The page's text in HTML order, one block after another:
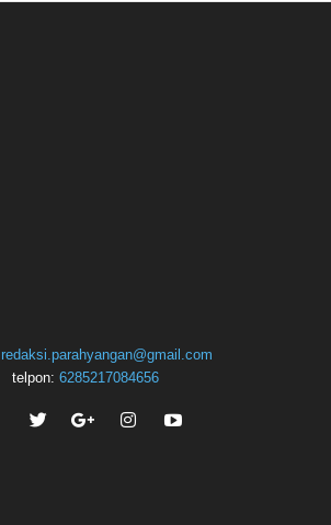
redaksi.parahyangan@gmail.com
telpon: 6285217084656